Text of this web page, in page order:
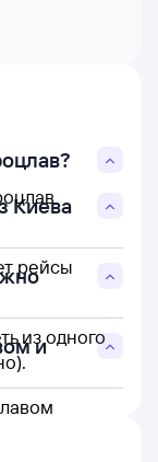
Киева
рейсы
из одного
и